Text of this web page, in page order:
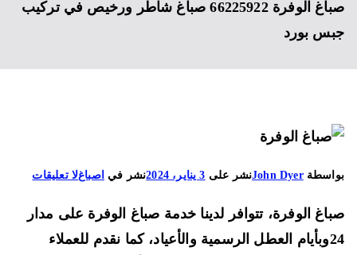
صباغ الوفرة 66225922 صباغ شاطر ورخيص في تركيب
بورد
John Dyerنشر على3 يناير، 2024 نشر في اصباغلا تعليقاتعلى
الوفرة
66225922
الوفرة، تتوافر لدينا خدمة صباغ الوفرة على مدار
24وبأيام العطل الرسمية والأعياد، كما نقدم للعملاء